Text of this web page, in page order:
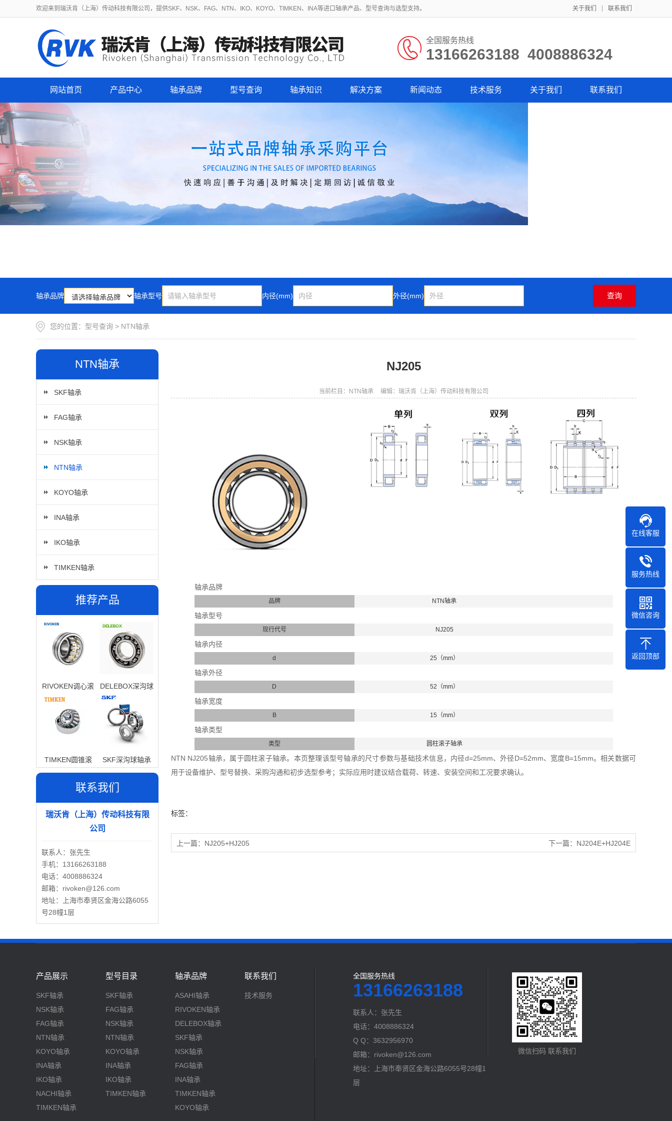
欢迎来到瑞沃肯（上海）传动科技有限公司，提供SKF、NSK、FAG、NTN、IKO、KOYO、TIMKEN、INA等进口轴承产品、型号查询与选型支持。 关于我们 联系我们
全国服务热线
13166263188 4008886324
网站首页 产品中心 轴承品牌 型号查询 轴承知识 解决方案 新闻动态 技术服务 关于我们 联系我们
轴承品牌 轴承型号 内径(mm) 外径(mm)
您的位置： 型号查询 > NTN轴承
NTN轴承
SKF轴承
FAG轴承
NSK轴承
NTN轴承
KOYO轴承
INA轴承
IKO轴承
TIMKEN轴承
推荐产品
RIVOKEN调心滚
子轴承
DELEBOX深沟球
TIMKEN圆锥滚
子轴承
SKF深沟球轴承
联系我们
瑞沃肯（上海）传动科技有限
公司
联系人：张先生
手机：13166263188
电话：4008886324
邮箱：rivoken@126.com
地址：上海市奉贤区金海公路6055
号28幢1层
NJ205
当前栏目：NTN轴承 编辑：瑞沃肯（上海）传动科技有限公司
轴承品牌
品牌 NTN轴承
轴承型号
现行代号 NJ205
轴承内径
d 25（mm）
轴承外径
D 52（mm）
轴承宽度
B 15（mm）
轴承类型
类型 圆柱滚子轴承
NTN NJ205轴承，属于圆柱滚子轴承。本页整理该型号轴承的尺寸参数与基础技术信息，内径d=25mm、外径D=52mm、宽度B=15mm。相关数据可
用于设备维护、型号替换、采购沟通和初步选型参考；实际应用时建议结合载荷、转速、安装空间和工况要求确认。
标签：
上一篇： NJ205+HJ205 下一篇： NJ204E+HJ204E
产品展示
SKF轴承
NSK轴承
FAG轴承
NTN轴承
KOYO轴承
INA轴承
IKO轴承
NACHI轴承
TIMKEN轴承
型号目录
SKF轴承
FAG轴承
NSK轴承
NTN轴承
KOYO轴承
INA轴承
IKO轴承
TIMKEN轴承
轴承品牌
ASAHI轴承
RIVOKEN轴承
DELEBOX轴承
SKF轴承
NSK轴承
FAG轴承
INA轴承
TIMKEN轴承
KOYO轴承
联系我们
技术服务
全国服务热线
13166263188
联系人：张先生
电话：4008886324
Q Q：3632956970
邮箱：rivoken@126.com
地址：上海市奉贤区金海公路6055号28幢1
层
微信扫码 联系我们
在线客服
服务热线
微信咨询
返回顶部